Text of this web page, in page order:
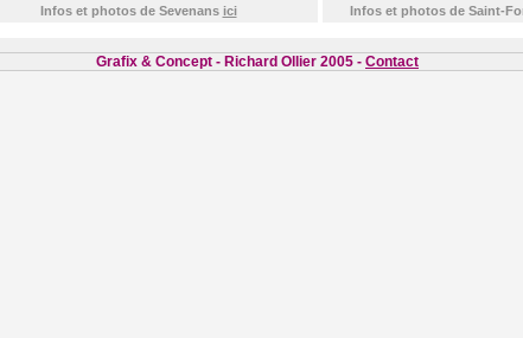
Infos et photos de Sevenans ici Infos et photos de Saint-
Grafix & Concept - Richard Ollier 2005 - Contact